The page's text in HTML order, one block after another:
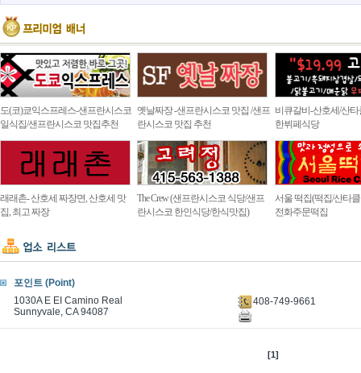
도(코)쿄익스프레스-샌프란시스코
일식집/샌프란시스코 맛집추천
옛날짜장 -샌프란시스코 맛집 /샌프
란시스코 맛집 추천
비큐갈비-산호세/산
한뷔페식당
래래촌- 산호세 짜장면, 산호세 맛
집, 최고 짜장
The Crew (샌프란시스코 식당/샌프
란시스코 한인식당/한식맛집)
서울 떡집(떡집/산타
전화주문떡집
포인트 (Point)
1030A E EI Camino Real
Sunnyvale, CA 94087
408-749-9661
[1]